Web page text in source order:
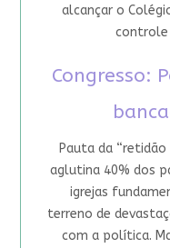
alcançar o
controle
Congresso:
Pauta da
aglutina 40% dos
igrejas
terreno de
com a política.